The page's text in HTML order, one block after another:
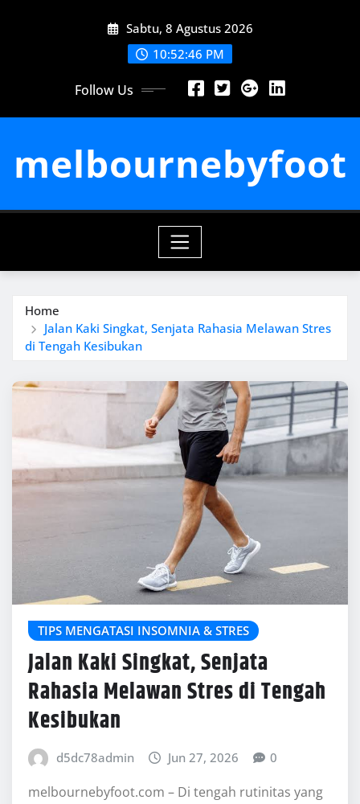
Sabtu, 8 Agustus 2026
10:52:46 PM
Follow Us
melbournebyfoot
Home
Jalan Kaki Singkat, Senjata Rahasia Melawan Stres
di Tengah Kesibukan
TIPS MENGATASI INSOMNIA & STRES
Jalan Kaki Singkat, Senjata
Rahasia Melawan Stres di Tengah
Kesibukan
d5dc78admin Jun 27, 2026 0
melbournebyfoot.com – Di tengah rutinitas yang